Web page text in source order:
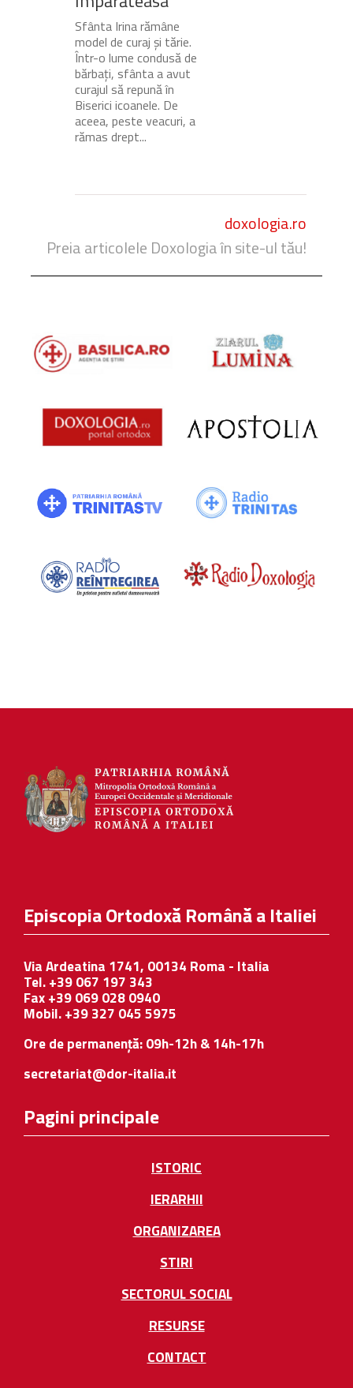
Sfânta Irina rămâne
model de curaj și tărie.
Într-o lume condusă de
bărbați, sfânta a avut
curajul să repună în
Biserici icoanele. De
aceea, peste veacuri, a
rămas drept...
doxologia.ro
Preia articolele Doxologia în site-ul tău!
Episcopia Ortodoxă Română a Italiei
Via Ardeatina 1741, 00134 Roma - Italia
Tel. +39 067 197 343
Fax +39 069 028 0940
Mobil. +39 327 045 5975
Ore de permanență: 09h-12h & 14h-17h
secretariat@dor-italia.it
Pagini principale
ISTORIC
IERARHII
ORGANIZAREA
STIRI
SECTORUL SOCIAL
RESURSE
CONTACT